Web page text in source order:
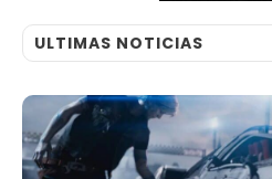
ULTIMAS NOTICIAS